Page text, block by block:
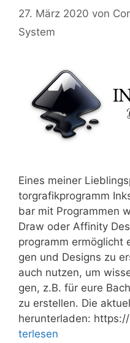
27. März 2020 von
System
Eines mei­ner
tor­gra­fik­pro­gramm
bar mit Pro­gram­men
Draw oder Affi­ni­ty
pro­gramm ermög­licht
gen und Designs zu
auch nut­zen, um
gen, z.B. für eure
zu erstel­len. Die
her­un­ter­la­den:
ter­le­sen